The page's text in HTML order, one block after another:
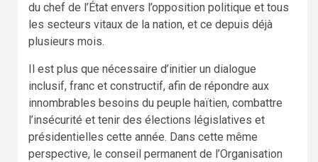
du chef de l’État envers l’opposition politique et tous
les secteurs vitaux de la nation, et ce depuis déjà
plusieurs mois.
Il est plus que nécessaire d’initier un dialogue
inclusif, franc et constructif, afin de répondre aux
innombrables besoins du peuple haïtien, combattre
l’insécurité et tenir des élections législatives et
présidentielles cette année. Dans cette même
perspective, le conseil permanent de l’Organisation